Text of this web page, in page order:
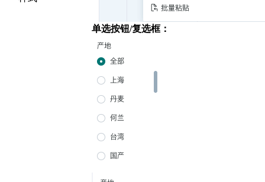
单选按钮/复选框：